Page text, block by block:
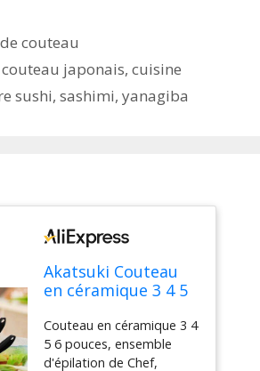
couteau
couteau japonais,cuisine
sushi, sashimi, yanagiba
Akatsuki Couteau
en céramique 3 4 5
d'épilation de Chef,
utilitaire de
tranchage, lame
Couteau en céramique 3 4
5 6 pouces, ensemble
d'épilation de Chef,